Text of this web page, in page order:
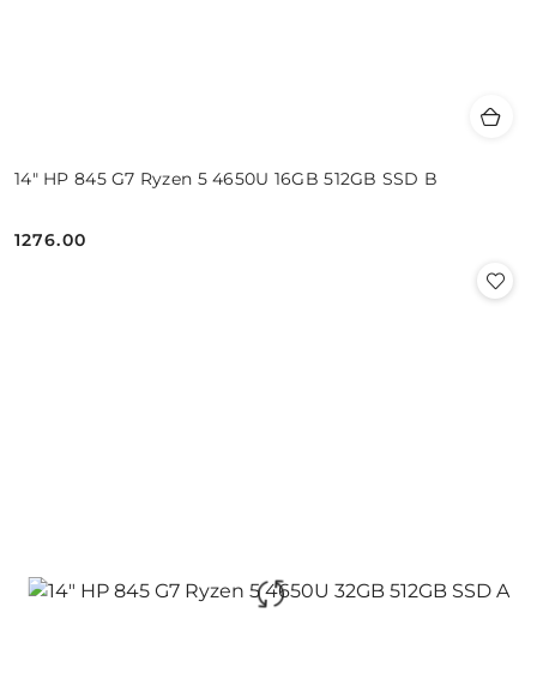
14" HP 845 G7 Ryzen 5 4650U 16GB 512GB SSD B
Cena:
1276.00